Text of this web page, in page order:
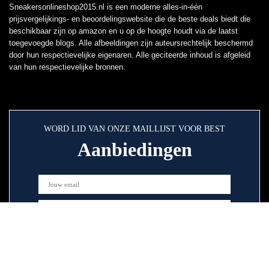
Sneakersonlineshop2015.nl is een moderne alles-in-één
prijsvergelijkings- en beoordelingswebsite die de beste deals biedt die
beschikbaar zijn op amazon en u op de hoogte houdt via de laatst
toegevoegde blogs. Alle afbeeldingen zijn auteursrechtelijk beschermd
door hun respectievelijke eigenaren. Alle geciteerde inhoud is afgeleid
van hun respectievelijke bronnen.
WORD LID VAN ONZE MAILLIJST VOOR BEST
Aanbiedingen